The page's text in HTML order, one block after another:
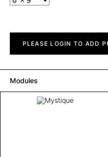
quantityPLEASE LOGIN TO ADD
Modules